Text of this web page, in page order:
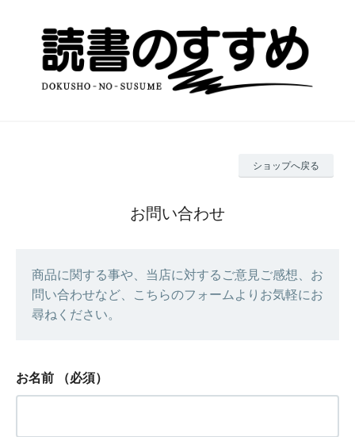
ショップへ戻る
お問い合わせ
商品に関する事や、当店に対するご意見ご感想、お
問い合わせなど、こちらのフォームよりお気軽にお
尋ねください。
お名前 （必須）